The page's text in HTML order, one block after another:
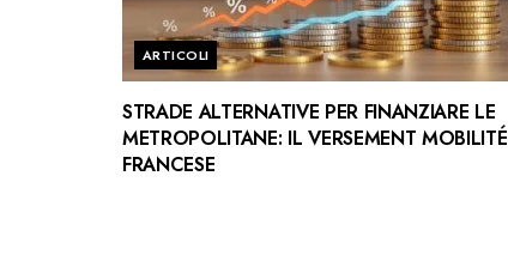
ARTICOLI
STRADE ALTERNATIVE PER FINANZIARE LE
METROPOLITANE: IL VERSEMENT MOBILITÉ
FRANCESE